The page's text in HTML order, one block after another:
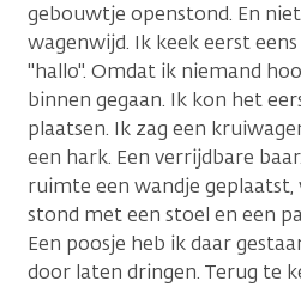
gebouwtje openstond. En
wagenwijd. Ik keek eerst
"hallo". Omdat ik niemand
binnen gegaan. Ik kon het
plaatsen. Ik zag een
een hark. Een verrijdbare
ruimte een wandje
stond met een stoel en een
Een poosje heb ik daar
door laten dringen. Terug te